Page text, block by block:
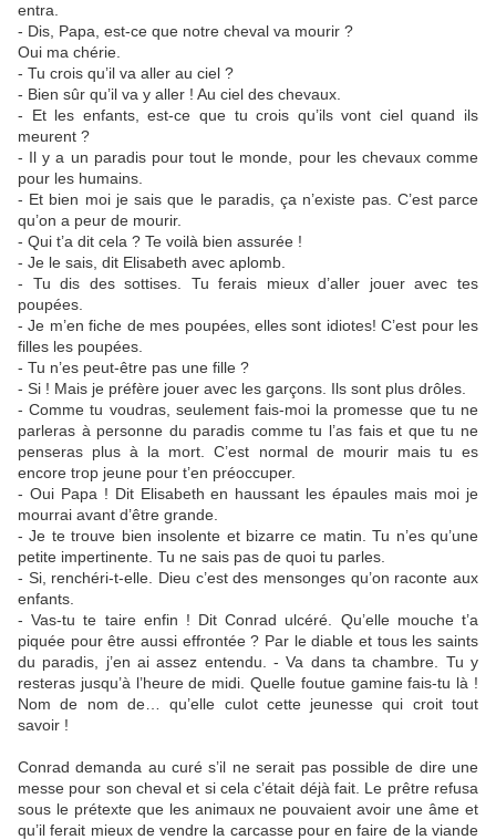
entra.
- Dis, Papa, est-ce que notre cheval va mourir ?
Oui ma chérie.
- Tu crois qu’il va aller au ciel ?
- Bien sûr qu’il va y aller ! Au ciel des chevaux.
- Et les enfants, est-ce que tu crois qu’ils vont ciel quand ils
meurent ?
- Il y a un paradis pour tout le monde, pour les chevaux comme
pour les humains.
- Et bien moi je sais que le paradis, ça n’existe pas. C’est parce
qu’on a peur de mourir.
- Qui t’a dit cela ? Te voilà bien assurée !
- Je le sais, dit Elisabeth avec aplomb.
- Tu dis des sottises. Tu ferais mieux d’aller jouer avec tes
poupées.
- Je m’en fiche de mes poupées, elles sont idiotes! C’est pour les
filles les poupées.
- Tu n’es peut-être pas une fille ?
- Si ! Mais je préfère jouer avec les garçons. Ils sont plus drôles.
- Comme tu voudras, seulement fais-moi la promesse que tu ne
parleras à personne du paradis comme tu l’as fais et que tu ne
penseras plus à la mort. C’est normal de mourir mais tu es
encore trop jeune pour t’en préoccuper.
- Oui Papa ! Dit Elisabeth en haussant les épaules mais moi je
mourrai avant d’être grande.
- Je te trouve bien insolente et bizarre ce matin. Tu n’es qu’une
petite impertinente. Tu ne sais pas de quoi tu parles.
- Si, renchéri-t-elle. Dieu c’est des mensonges qu’on raconte aux
enfants.
- Vas-tu te taire enfin ! Dit Conrad ulcéré. Qu’elle mouche t’a
piquée pour être aussi effrontée ? Par le diable et tous les saints
du paradis, j’en ai assez entendu. - Va dans ta chambre. Tu y
resteras jusqu’à l’heure de midi. Quelle foutue gamine fais-tu là !
Nom de nom de… qu’elle culot cette jeunesse qui croit tout
savoir !
Conrad demanda au curé s’il ne serait pas possible de dire une
messe pour son cheval et si cela c’était déjà fait. Le prêtre refusa
sous le prétexte que les animaux ne pouvaient avoir une âme et
qu’il ferait mieux de vendre la carcasse pour en faire de la viande